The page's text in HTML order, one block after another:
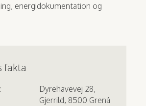
energidokumentation og
fakta
Dyrehavevej 28,
Gjerrild, 8500 Grenå